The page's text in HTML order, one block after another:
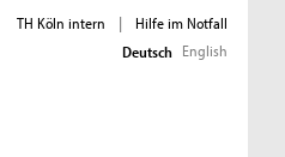
TH Köln intern |
Hilfe im Notfall
Deutsch English